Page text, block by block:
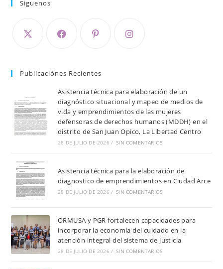
Siguenos
Publicaciónes Recientes
Asistencia técnica para elaboración de un
diagnóstico situacional y mapeo de medios de
vida y emprendimientos de las mujeres
defensoras de derechos humanos (MDDH) en el
distrito de San Juan Opico, La Libertad Centro
28 DE JULIO DE 2026 / SIN COMENTARIOS
Asistencia técnica para la elaboración de
diagnostico de emprendimientos en Ciudad Arce
28 DE JULIO DE 2026 / SIN COMENTARIOS
ORMUSA y PGR fortalecen capacidades para
incorporar la economía del cuidado en la
atención integral del sistema de justicia
28 DE JULIO DE 2026 / SIN COMENTARIOS